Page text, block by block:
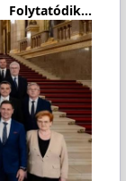
Folytatódik...